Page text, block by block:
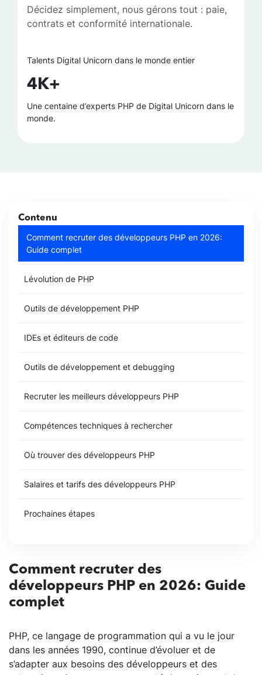
Décidez simplement, nous gérons tout : paie,
contrats et conformité internationale.
Talents Digital Unicorn dans le monde entier
4K+
Une centaine d’experts PHP de Digital Unicorn dans le
monde.
Comment recruter des
développeurs PHP en 2026: Guide
complet
PHP, ce langage de programmation qui a vu le jour
dans les années 1990, continue d’évoluer et de
s’adapter aux besoins des développeurs et des
Contenu
Comment recruter des développeurs PHP en 2026:
Guide complet
Lévolution de PHP
Outils de développement PHP
IDEs et éditeurs de code
Outils de développement et debugging
Recruter les meilleurs développeurs PHP
Compétences techniques à rechercher
Où trouver des développeurs PHP
Salaires et tarifs des développeurs PHP
Prochaines étapes